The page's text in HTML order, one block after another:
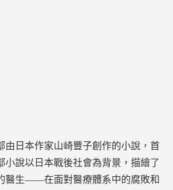
由日本作家山崎豐子創作的小說，首
小說以日本戰後社會為背景，描繪了
生——在面對醫療體系中的腐敗和